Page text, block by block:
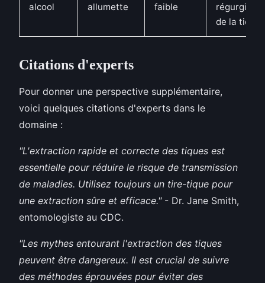
alcool
allumette
faible
de la tique
Citations d'experts
Pour donner une perspective supplémentaire,
voici quelques citations d'experts dans le
domaine :
"L'extraction rapide et correcte des tiques est
essentielle pour réduire le risque de transmission
de maladies. Utilisez toujours un tire-tique pour
une extraction sûre et efficace."- Dr. Jane Smith,
entomologiste au CDC.
"Les mythes entourant l'extraction des tiques
peuvent être dangereux. Il est crucial de suivre
des méthodes éprouvées pour éviter des